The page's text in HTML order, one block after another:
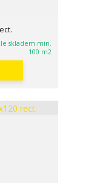
skladem min.
100 m2